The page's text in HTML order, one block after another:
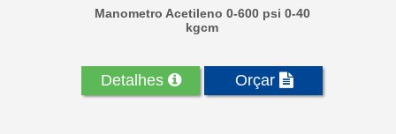
Manometro Acetileno 0-600 psi 0-40
kgcm
Detalhes Orçar